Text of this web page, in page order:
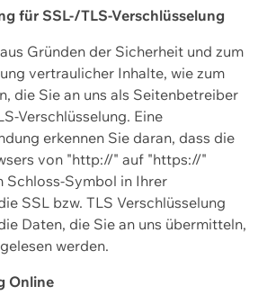
für SSL-/TLS-Verschlüsselung
Gründen der Sicherheit und zum
vertraulicher Inhalte, wie zum
die Sie an uns als Seitenbetreiber
Verschlüsselung. Eine
erkennen Sie daran, dass die
von "http://" auf "https://"
Schloss-Symbol in Ihrer
SSL bzw. TLS Verschlüsselung
Daten, die Sie an uns übermitteln,
werden.
Online